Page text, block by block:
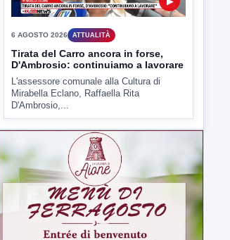
ATTUALITÀ
Tirata del Carro ancora in forse,
D'Ambrosio: continuiamo a lavorare
L'assessore comunale alla Cultura di
Mirabella Eclano, Raffaella Rita
D'Ambrosio,...